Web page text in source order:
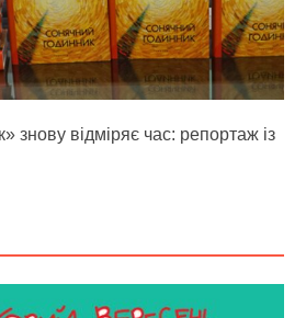
знову відміряє час: репортаж із